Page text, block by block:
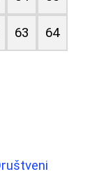
63 64